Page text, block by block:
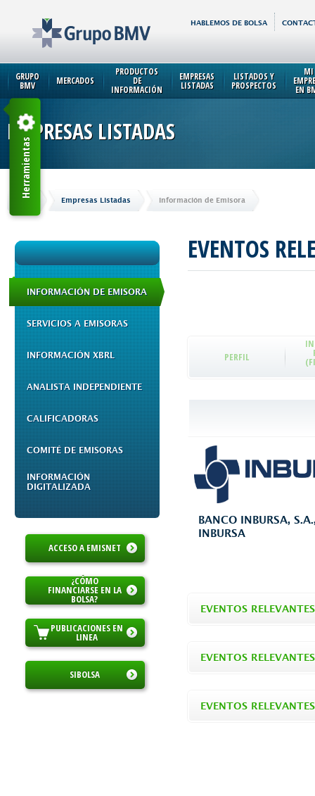
HABLEMOS DE BOLSA
GRUPO
BMV MERCADOS
PRODUCTOS
DE
INFORMACIÓN
EMPRESAS
LISTADAS
LISTADOS Y
PROSPECTOS
MI
EN
EMPRESAS LISTADAS
Inicio Empresas Listadas Información de Emisora
INFORMACIÓN DE EMISORA
SERVICIOS A EMISORAS
INFORMACIÓN XBRL
ANALISTA INDEPENDIENTE
CALIFICADORAS
COMITÉ DE EMISORAS
INFORMACIÓN
DIGITALIZADA
ACCESO A EMISNET
¿CÓMO
FINANCIARSE EN LA
BOLSA?
PUBLICACIONES EN
LINEA
SIBOLSA
EVENTOS
PERFIL
BANCO INBURSA,
INBURSA
EVENTOS
EVENTOS
EVENTOS
Herramientas